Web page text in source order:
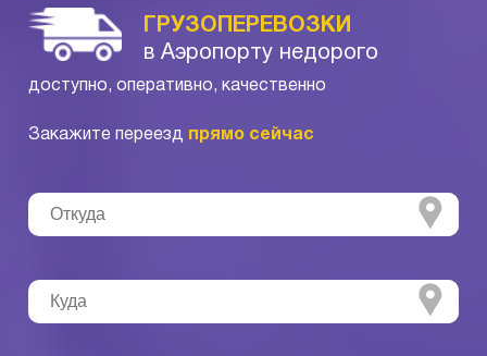
ГРУЗОПЕРЕВОЗКИ
в Аэропорту недорого
доступно, оперативно, качественно
Закажите переезд прямо сейчас